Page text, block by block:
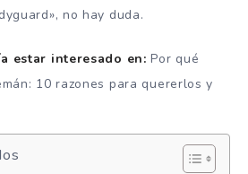
no hay duda.
estar interesado en: Por qué
10 razones para quererlos y